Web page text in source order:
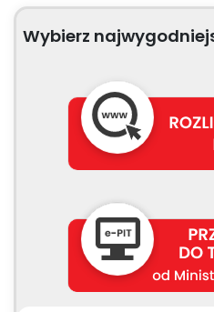
Wybierz